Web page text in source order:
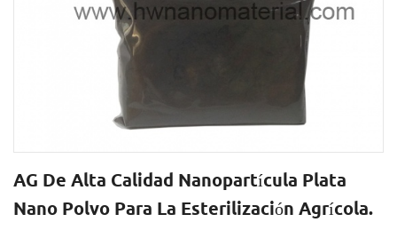
AG De Alta Calidad Nanopartícula Plata
Nano Polvo Para La Esterilización Agrícola.